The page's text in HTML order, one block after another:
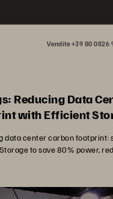
Vendite +39 80 0826
Reducing Data
with Efficient
data center carbon footprint:
to save 80% power,